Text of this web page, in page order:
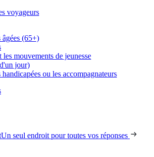
voyageurs
âgées (65+)
les mouvements de jeunesse
jour)
handicapées ou les accompagnateurs
Un seul endroit pour toutes vos réponses